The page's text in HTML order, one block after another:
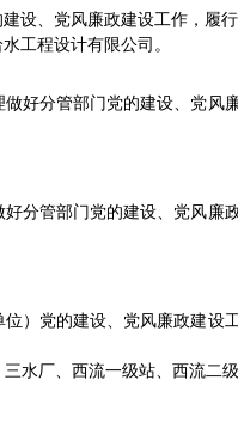
设、党风廉政建设工作，履行
工程设计有限公司。
好分管部门党的建设、党风
分管部门党的建设、党风廉
）党的建设、党风廉政建设
水厂、西流一级站、西流二